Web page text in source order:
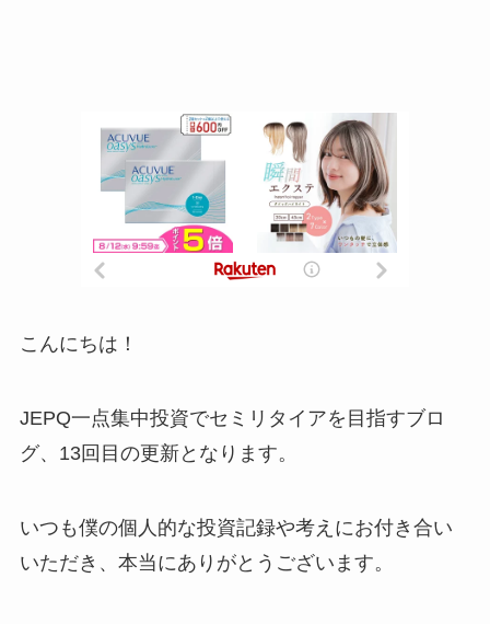
こんにちは！
JEPQ一点集中投資でセミリタイアを目指すブロ
グ、13回目の更新となります。
いつも僕の個人的な投資記録や考えにお付き合い
いただき、本当にありがとうございます。